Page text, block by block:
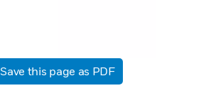
Save this page as PDF